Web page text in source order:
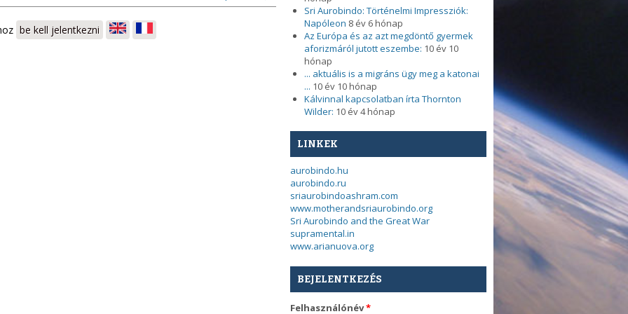
be kell jelentkezni
Sri Aurobindo: Történelmi Impressziók:
Napóleon 8 év 6 hónap
Az Európa és az azt megdöntő gyermek
aforizmáról jutott eszembe: 10 év 10
hónap
... aktuális is a migráns ügy meg a katonai
... 10 év 10 hónap
Kálvinnal kapcsolatban írta Thornton
Wilder: 10 év 4 hónap
LINKEK
aurobindo.hu
aurobindo.ru
sriaurobindoashram.com
www.motherandsriaurobindo.org
Sri Aurobindo and the Great War
supramental.in
www.arianuova.org
BEJELENTKEZÉS
Felhasználónév*